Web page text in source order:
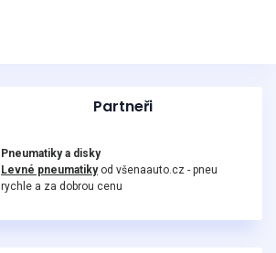
Partneři
Pneumatiky a disky
Levné pneumatikyod všenaauto.cz - pneu
rychle a za dobrou cenu